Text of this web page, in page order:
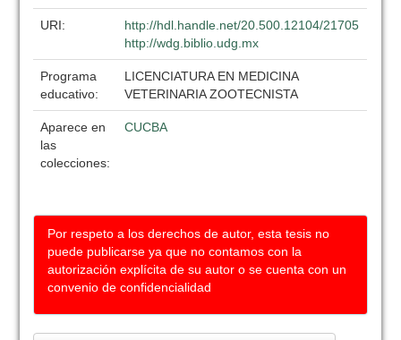
URI:
http://hdl.handle.net/20.500.12104/21705
http://wdg.biblio.udg.mx
Programa
educativo:
LICENCIATURA EN MEDICINA
VETERINARIA ZOOTECNISTA
Aparece en
las
colecciones:
CUCBA
Por respeto a los derechos de autor, esta tesis no
puede publicarse ya que no contamos con la
autorización explícita de su autor o se cuenta con un
convenio de confidencialidad